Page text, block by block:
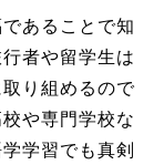
あることで知
者や留学生は
り組めるので
や専門学校な
学習でも真剣